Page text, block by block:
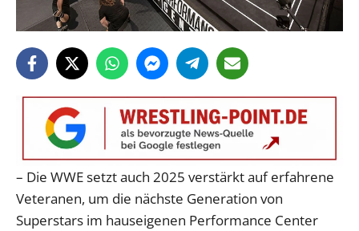
– Die WWE setzt auch 2025 verstärkt auf erfahrene
Veteranen, um die nächste Generation von
Superstars im hauseigenen Performance Center